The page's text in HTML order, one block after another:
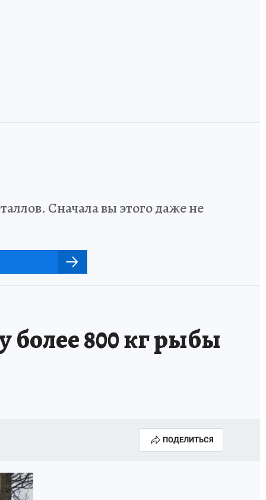
Сначала вы этого даже не
более 800 кг рыбы
ПОДЕЛИТЬСЯ